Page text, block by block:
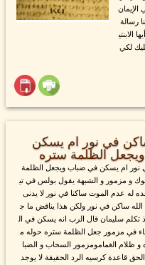
الإيمان
رسالة
الابنتي
لكي
في نور ام يسكن
الظلمة ستره
نور ام يسكن في ضباب ويجعل الظلمة
و مزمور و الشبهة يقول بولس في تي
له عدم الموت ساكنا في نور لا يدنى
الله ساكن في نور ولكن هذا يناقض ما ج
تكلم سليمان قال الرب انه يسكن في ال
في مزمور جعل الظلمة ستره حوله م
و ظلام الغمامومزمور السحاب و الضبا
قاعدة كرسيه الرد الحقيقة لا يوجد